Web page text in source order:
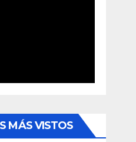
MÁS VISTOS